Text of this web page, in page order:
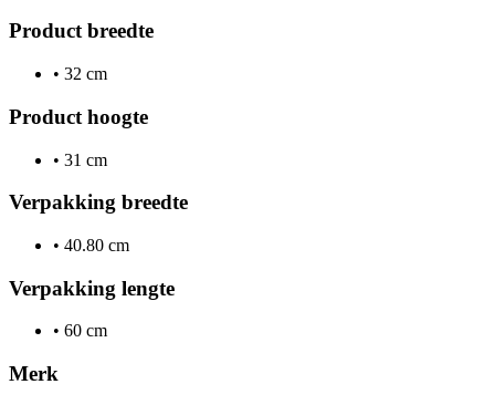
Product breedte
• 32 cm
Product hoogte
• 31 cm
Verpakking breedte
• 40.80 cm
Verpakking lengte
• 60 cm
Merk